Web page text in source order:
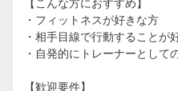
【こんな方におすすめ】
・フィットネスが好きな方
・相手目線で行動することが
・自発的にトレーナーとして
【歓迎要件】